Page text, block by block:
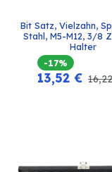
Bit Satz, Vielzahn,
Stahl, M5-M12, 3/8
Halter
-17%
13,52 € 16,22